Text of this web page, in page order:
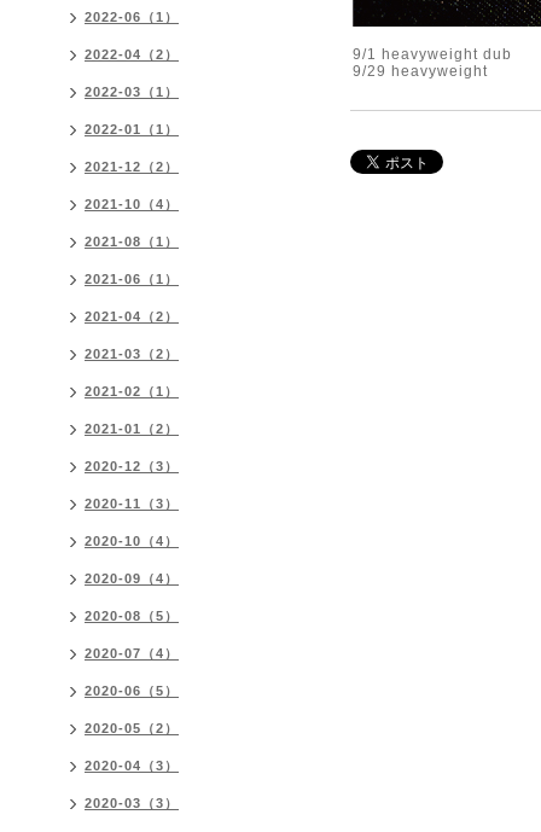
9/1 heavyweight dub
9/29 heavyweight
2022-06（1）
2022-04（2）
2022-03（1）
2022-01（1）
2021-12（2）
2021-10（4）
2021-08（1）
2021-06（1）
2021-04（2）
2021-03（2）
2021-02（1）
2021-01（2）
2020-12（3）
2020-11（3）
2020-10（4）
2020-09（4）
2020-08（5）
2020-07（4）
2020-06（5）
2020-05（2）
2020-04（3）
2020-03（3）